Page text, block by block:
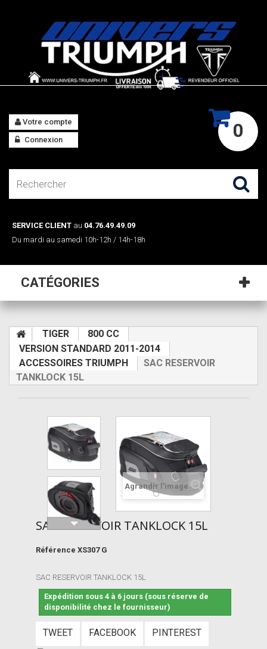
0
Votre compte
Connexion
SERVICE CLIENT au 04.76.49.49.09
Du mardi au samedi 10h-12h / 14h-18h
CATÉGORIES
TIGER
800 CC
VERSION STANDARD 2011-2014
ACCESSOIRES TRIUMPH
SAC RESERVOIR
TANKLOCK 15L
Agrandir l'image
SAC RESERVOIR TANKLOCK 15L
Référence XS307 G
SAC RESERVOIR TANKLOCK 15L
Expédition sous 4 à 6 jours (sous réserve de
disponibilité chez le fournisseur)
TWEET FACEBOOK PINTEREST